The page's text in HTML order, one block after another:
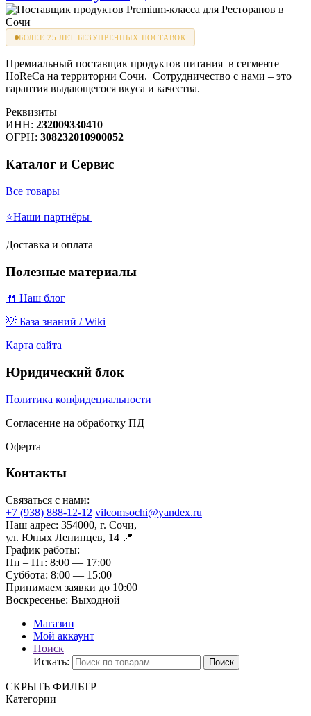
БОЛЕЕ 25 ЛЕТ БЕЗУПРЕЧНЫХ ПОСТАВОК
Премиальный поставщик продуктов питания в сегменте
HoReCa на территории Сочи. Сотрудничество с нами – это
гарантия выдающегося вкуса и качества.
Реквизиты
ИНН: 232009330410
ОГРН: 308232010900052
Каталог и Сервис
Все товары
⭐Наши партнёры
Доставка и оплата
Полезные материалы
🍴 Наш блог
💡 База знаний / Wiki
Карта сайта
Юридический блок
Политика конфидециальности
Согласение на обработку ПД
Оферта
Контакты
Связаться с нами:
+7 (938) 888-12-12 vilcomsochi@yandex.ru
Наш адрес: 354000, г. Сочи,
ул. Юных Ленинцев, 14 📍
График работы:
Пн – Пт: 8:00 — 17:00
Суббота: 8:00 — 15:00
Принимаем заявки до 10:00
Воскресенье: Выходной
Магазин
Мой аккаунт
Поиск
Искать:
Поиск
СКРЫТЬ ФИЛЬТР
Категории